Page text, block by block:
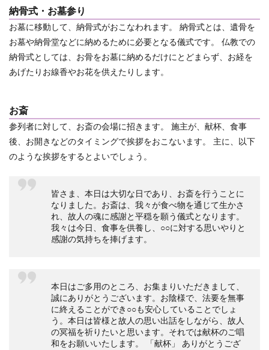
納骨式・お墓参り
お墓に移動して、納骨式がおこなわれます。 納骨式とは、遺骨を
お墓や納骨堂などに納めるために必要となる儀式です。
仏教での
納骨式としては、お骨をお墓に納めるだけにとどまらず、お経を
あげたりお線香やお花を供えたりします。
お斎
参列者に対して、お斎の会場に招きます。 施主が、献杯、食事
後、お開きなどのタイミングで挨拶をおこないます。
主に、以下
のような挨拶をするとよいでしょう。
皆さま、本日は大切な日であり、お斎を行うことに
なりました。お斎は、我々が食べ物を通じて生かさ
れ、故人の魂に感謝と平穏を願う儀式となります。
我々は今日、食事を供養し、○○に対する思いやりと
感謝の気持ちを捧げます。
本日はご多用のところ、お集まりいただきまして、
誠にありがとうございます。お陰様で、法要を無事
に終えることができ○○も安心していることでしょ
う。本日は皆様と故人の思い出話をしながら、故人
の冥福を祈りたいと思います。それでは献杯のご唱
和をお願いいたします。 「献杯」 ありがとうござ